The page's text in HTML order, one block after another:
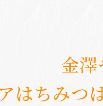
金
はちみつ